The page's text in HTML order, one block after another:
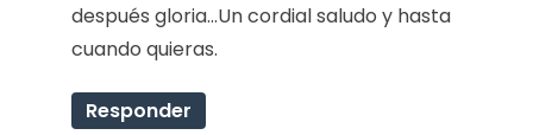
después gloria…Un cordial saludo y hasta
cuando quieras.
Responder